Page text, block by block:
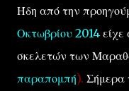
Ήδη από την
Οκτωβρίου 2014
σκελετών των
παραπομπή). Σήμερα